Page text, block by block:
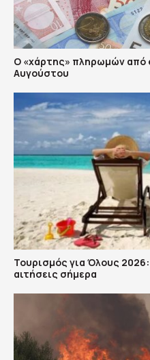
Ο «χάρτης» πληρωμών από
Αυγούστου
Τουρισμός για Όλους
αιτήσεις σήμερα